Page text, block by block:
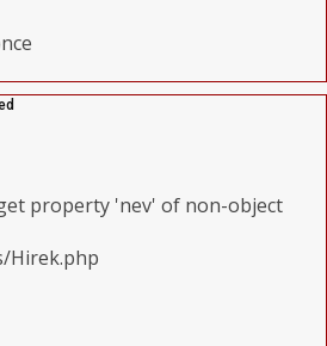
property 'nev' of non-object
Hirek.php